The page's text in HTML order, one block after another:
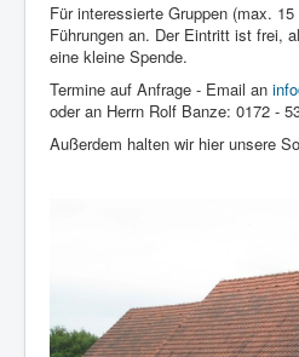
Für interessierte Gruppen (max.
Führungen an. Der Eintritt ist frei,
eine kleine Spende.
Termine auf Anfrage - Email an
oder an Herrn Rolf Banze: 0172 -
Außerdem halten wir hier unsere